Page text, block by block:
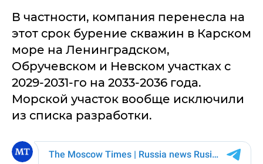
В частности, компания перенесла на
этот срок бурение скважин в Карском
море на Ленинградском,
Обручевском и Невском участках с
2029-2031-го на 2033-2036 года.
Морской участок вообще исключили
из списка разработки.